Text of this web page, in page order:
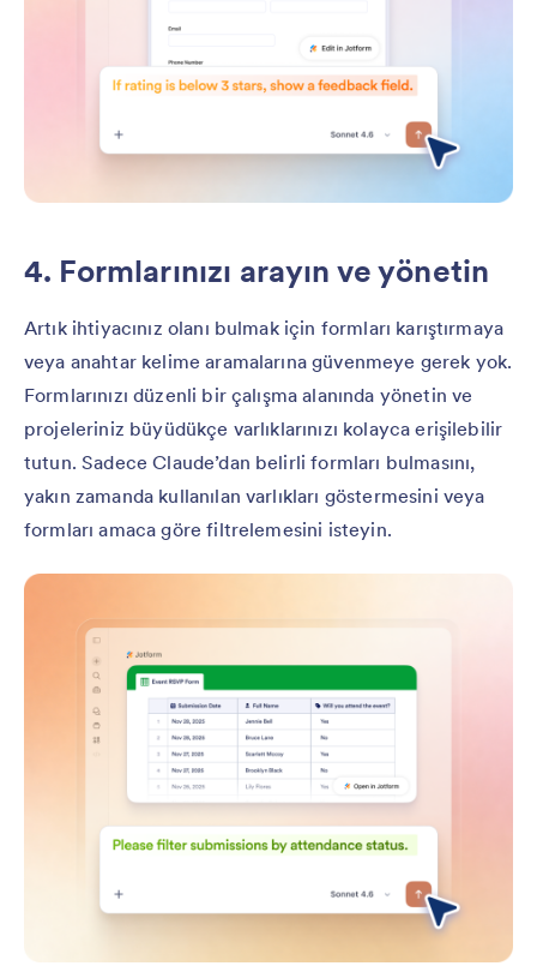
4. Formlarınızı arayın ve yönetin
Artık ihtiyacınız olanı bulmak için formları karıştırmaya
veya anahtar kelime aramalarına güvenmeye gerek yok.
Formlarınızı düzenli bir çalışma alanında yönetin ve
projeleriniz büyüdükçe varlıklarınızı kolayca erişilebilir
tutun. Sadece Claude’dan belirli formları bulmasını,
yakın zamanda kullanılan varlıkları göstermesini veya
formları amaca göre filtrelemesini isteyin.